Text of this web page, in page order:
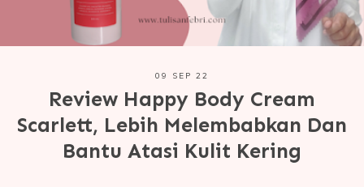
09 SEP 22
Review Happy Body Cream
Scarlett, Lebih Melembabkan Dan
Bantu Atasi Kulit Kering